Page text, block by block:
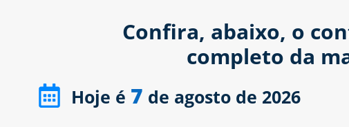
Confira, abaixo, o
completo da
Hoje é 7 de agosto de 2026